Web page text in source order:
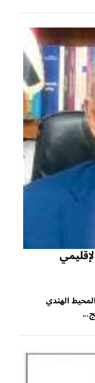
الهندي